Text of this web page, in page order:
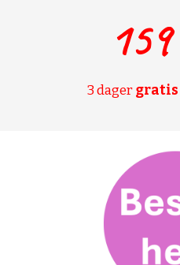
159
3 dagergratis